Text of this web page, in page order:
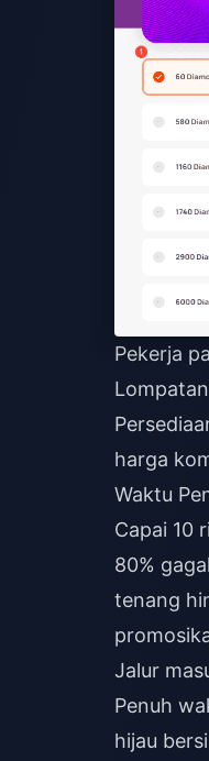
Pekerja
harga
Waktu
Capai 10
80%
tenang
Jalur
Penuh
hijau